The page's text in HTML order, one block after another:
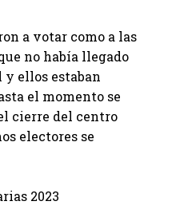
a votar como a las
no había llegado
ellos estaban
el momento se
cierre del centro
electores se